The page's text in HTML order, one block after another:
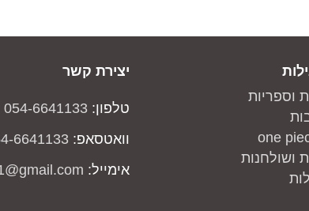
וספריות
ושולחנות
יצירת קשר
טלפון: 054-6641133
וואטסאפ: 6641133
אימייל: